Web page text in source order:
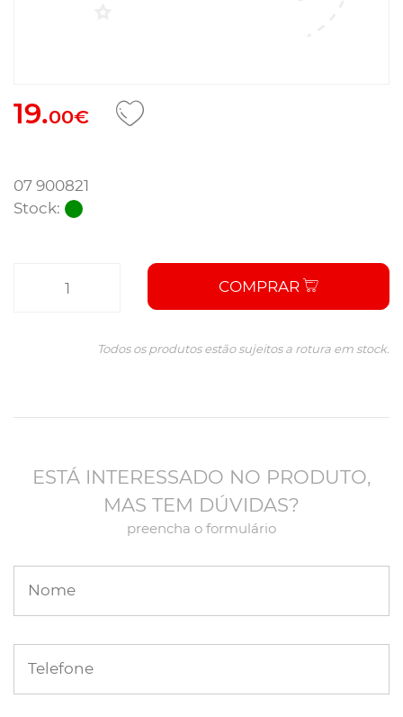
19.00€
07 900821
Stock:
COMPRAR
Todos os produtos estão sujeitos a rotura em stock.
ESTÁ INTERESSADO NO PRODUTO,
MAS TEM DÚVIDAS?
preencha o formulário
Nome
Telefone